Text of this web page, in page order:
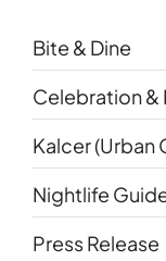
Bite & Dine
Celebration &
Kalcer (Urban
Nightlife
Press Release